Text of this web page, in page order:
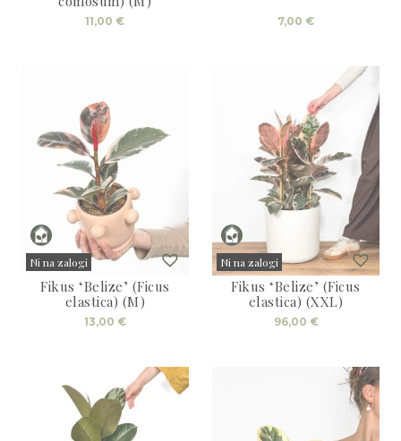
11,00 € 7,00 €
Ni na zalogi
Sold
Fikus ‘Belize’ (Ficus
elastica) (M)
13,00 €
Ni na zalogi
Sold
Fikus ‘Belize’ (Ficus
elastica) (XXL)
96,00 €